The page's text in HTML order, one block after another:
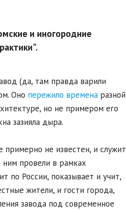
и иногородние
(да, там правда варили
Оно пережило временаразной
но не примером его
зазияла дыра.
примерно не известен, и служит
провели в рамках
по России, показывает и учит,
жители, и гости города,
завода под современное